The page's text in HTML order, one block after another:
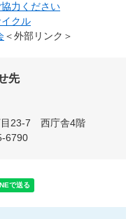
力ください
クル
＜外部リンク＞
先
目23-7 西庁舎4階
6790